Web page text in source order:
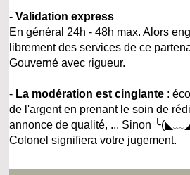
-Validation express
En général 24h - 48h max. Alors
librement des services de ce
Gouverné avec rigueur.
- La modération est cinglante :
de l'argent en prenant le soin de
annonce de qualité, ... Sinon
Colonel signifiera votre jugement.